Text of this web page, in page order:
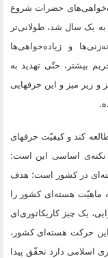
حضرات شروع
یک سال شد، طولانى‌تر
و زیاده‌خواهى‌ها
بیشتر، حتّى تهدید به
و زیر میز و این حرفهایى
کند و کیفیّت حرفهاى
نکته‌ى اساسى این است:
در کشور است؛ هدف
ماهیّت هسته‌اى کشور را
یک چیز کاریکاتورى‌اى
این حرکت هسته‌اى کشور،
اسلامى دارد تحقّق پیدا